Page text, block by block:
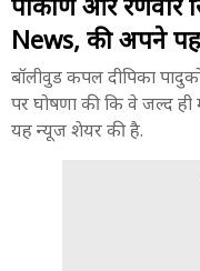
News, की अपने
बॉलीवुड कपल दीपिका
पर घोषणा की कि वे जल्द ही
यह न्यूज शेयर की है.